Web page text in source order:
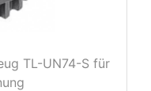
TL-UN74-S für